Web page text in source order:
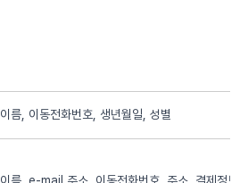
이름, 이동전화번호, 생년월일, 성별